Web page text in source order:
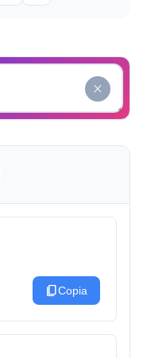
close
content_copyCopia